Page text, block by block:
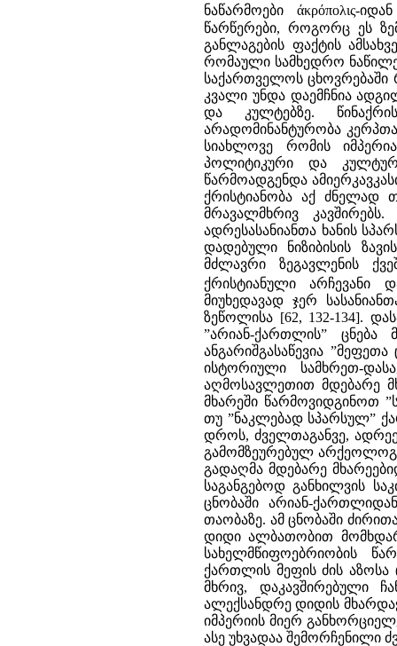
ნაწარმოები άκρόπολις-
წარწერები, როგორც ეს
განლაგების ფაქტის
რომაული სამხედრო
საქართველოს ცხოვრებაში
კვალი უნდა დაემჩნია
და კულტებზე.
არადომინანტურობა
სიახლოვე რომის
პოლიტიკური და
წარმოადგენდა
ქრისტიანობა აქ ძნელად
მრავალმხრივ
ადრესასანიანთა ხანის
დადებული ნიზიბისის
მძლავრი ზეგავლენის
ქრისტიანული არჩევანი
მიუხედავად ჯერ
ზეწოლისა [62, 132-134].
”არიან-ქართლის”
ანგარიშგასაწევია
ისტორიული სამხრეთ-
აღმოსავლეთით მდებარე
მხარეში წარმოვიდგინოთ
თუ ”ნაკლებად სპარსულ”
დროს, ძველთაგანვე,
გამომზეურებულ
გადაღმა მდებარე
საგანგებოდ განხილვის
ცნობაში არიან-
თაობაზე. ამ ცნობაში
დიდი ალბათობით
სახელმწიფოებრიობის
ქართლის მეფის ძის აზოსა
მხრივ, დაკავშირებული
ალექსანდრე დიდის
იმპერიის მიერ
ასე უხვადაა შემორჩენილი